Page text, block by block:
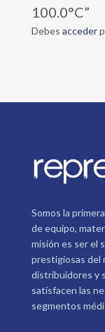
100.0°C”
Debes acceder
Somos la
de equipo,
misión es ser el
prestigiosas del
distribuidores y
satisfacen las
segmentos